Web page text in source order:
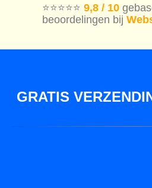
⭐️⭐️⭐️⭐️⭐️ 9,8 / 10
beoordelingen bij
GRATIS